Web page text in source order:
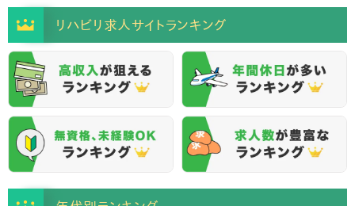
リハビリ求人サイトランキング